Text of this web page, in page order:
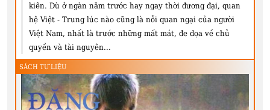
kiên. Dù ở ngàn năm trước hay ngay thời đương đại, quan
hệ Việt - Trung lúc nào cũng là nỗi quan ngại của người
Việt Nam, nhất là trước những mất mát, đe dọa về chủ
quyền và tài nguyên...
SÁCH TƯ LIỆU